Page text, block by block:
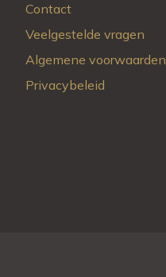
Contact
Veelgestelde vragen
Algemene voorwaarden
Privacybeleid